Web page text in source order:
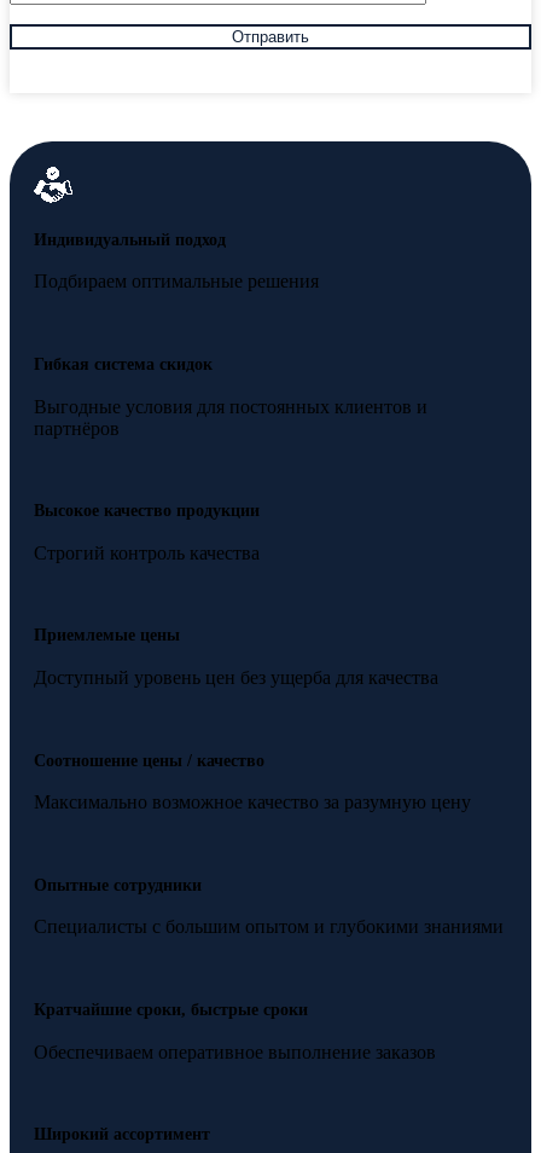
Индивидуальный подход
Подбираем оптимальные решения
Гибкая система скидок
Выгодные условия для постоянных клиентов и
партнёров
Высокое качество продукции
Строгий контроль качества
Приемлемые цены
Доступный уровень цен без ущерба для качества
Соотношение цены / качество
Максимально возможное качество за разумную цену
Опытные сотрудники
Специалисты с большим опытом и глубокими знаниями
Кратчайшие сроки, быстрые сроки
Обеспечиваем оперативное выполнение заказов
Широкий ассортимент